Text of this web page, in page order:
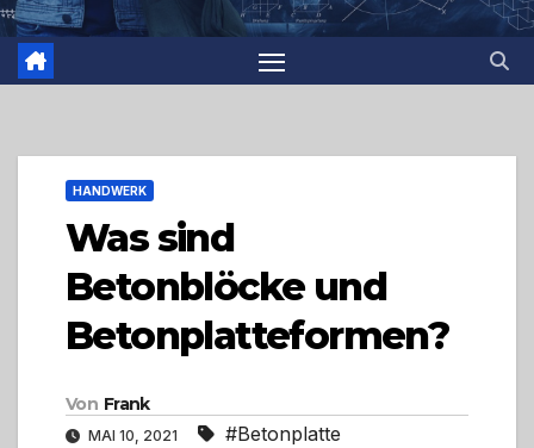
HANDWERK
Was sind
Betonblöcke und
Betonplatteformen?
Von Frank
MAI 10, 2021 #Betonplatte